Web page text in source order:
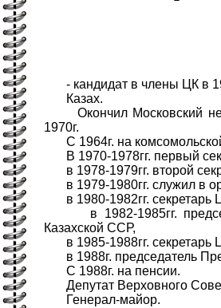
- кандидат в члены ЦК в
Казах.
Окончил Московский
1970г.
С 1964г. на
В 1970-1978гг. первый
в 1978-1979гг. второй
в 1979-1980гг. служил в
в 1980-1982гг. секретарь
в 1982-1985гг.
Казахской ССР,
в 1985-1988гг. секретарь
в 1988г. председатель
С 1988г. на пенсии.
Депутат Верховного
Генерал-майор.